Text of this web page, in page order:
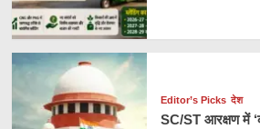
Editor’s Picks देश
SC/ST आरक्षण में